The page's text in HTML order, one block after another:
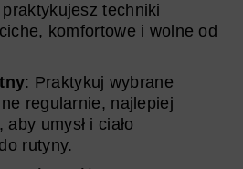
techniki
komfortowe i wolne od
: Praktykuj wybrane
regularnie, najlepiej
umysł i ciało
rutyny.